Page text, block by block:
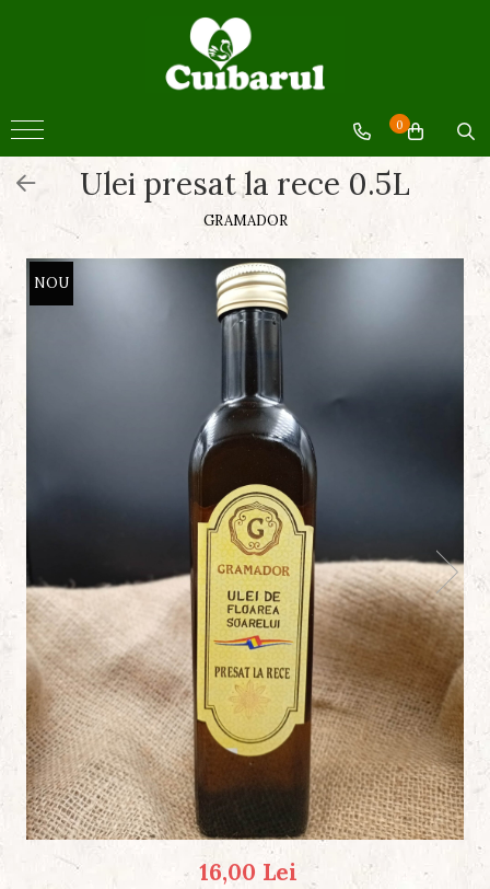
BACANIE
Miere
Ulei
Produse din cătină
Sucuri si siropuri
Paste fainoase
Conserve legume
0
Ulei presat la rece 0.5L
GRAMADOR
NOU
16,00 Lei